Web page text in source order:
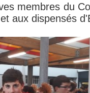
membres du
aux dispensés